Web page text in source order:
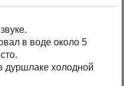
в воде около 5
дуршлаке холодной